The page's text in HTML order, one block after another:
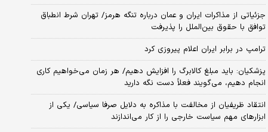
جزئیاتی از مذاکرات ایران و عمان درباره تنگه هرمز/ تهران شرط انطباق
توافق با حقوق بین‌الملل را پذیرفت
ترامپ در برابر ایران اعلام پیروزی کرد
پزشکیان: باید مبلغ کالابرگ را افزایش دهیم/ هر زمان می‌خواهیم کاری
انجام دهیم، می‌گویند فعلاً دست نگه دارید
انتقاد ظریفیان از مخالفت با مذاکره به دلایل صرفا سیاسی/ یکی از
ابزارهای مهم سیاست خارجی را از کار می‌اندازند